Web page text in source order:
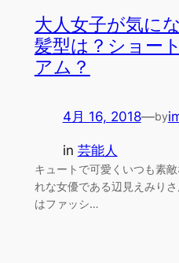
大人女子が気に
髪型は？ショー
アム？
4月 16, 2018—by
in 芸能人
キュートで可愛くいつも素
れな女優である辺見えみり
はファッシ…